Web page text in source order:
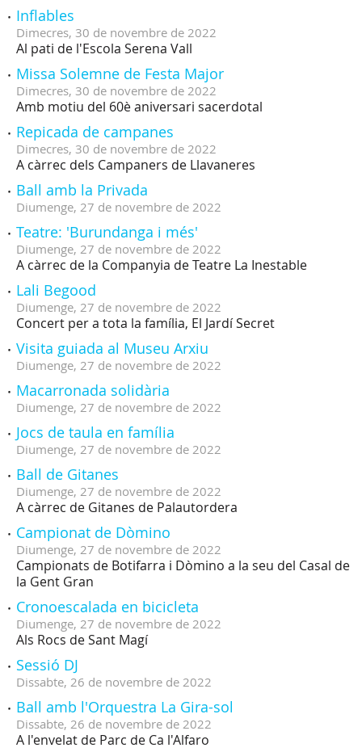
Inflables
Dimecres, 30 de novembre de 2022
Al pati de l'Escola Serena Vall
Missa Solemne de Festa Major
Dimecres, 30 de novembre de 2022
Amb motiu del 60è aniversari sacerdotal
Repicada de campanes
Dimecres, 30 de novembre de 2022
A càrrec dels Campaners de Llavaneres
Ball amb la Privada
Diumenge, 27 de novembre de 2022
Teatre: 'Burundanga i més'
Diumenge, 27 de novembre de 2022
A càrrec de la Companyia de Teatre La Inestable
Lali Begood
Diumenge, 27 de novembre de 2022
Concert per a tota la família, El Jardí Secret
Visita guiada al Museu Arxiu
Diumenge, 27 de novembre de 2022
Macarronada solidària
Diumenge, 27 de novembre de 2022
Jocs de taula en família
Diumenge, 27 de novembre de 2022
Ball de Gitanes
Diumenge, 27 de novembre de 2022
A càrrec de Gitanes de Palautordera
Campionat de Dòmino
Diumenge, 27 de novembre de 2022
Campionats de Botifarra i Dòmino a la seu del Casal de
la Gent Gran
Cronoescalada en bicicleta
Diumenge, 27 de novembre de 2022
Als Rocs de Sant Magí
Sessió DJ
Dissabte, 26 de novembre de 2022
Ball amb l'Orquestra La Gira-sol
Dissabte, 26 de novembre de 2022
A l'envelat de Parc de Ca l'Alfaro